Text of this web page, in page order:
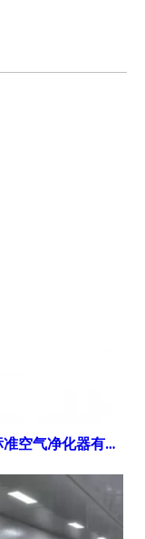
High-Air-风量 HEPA 空气净化器与标准空气净化器有何不同？